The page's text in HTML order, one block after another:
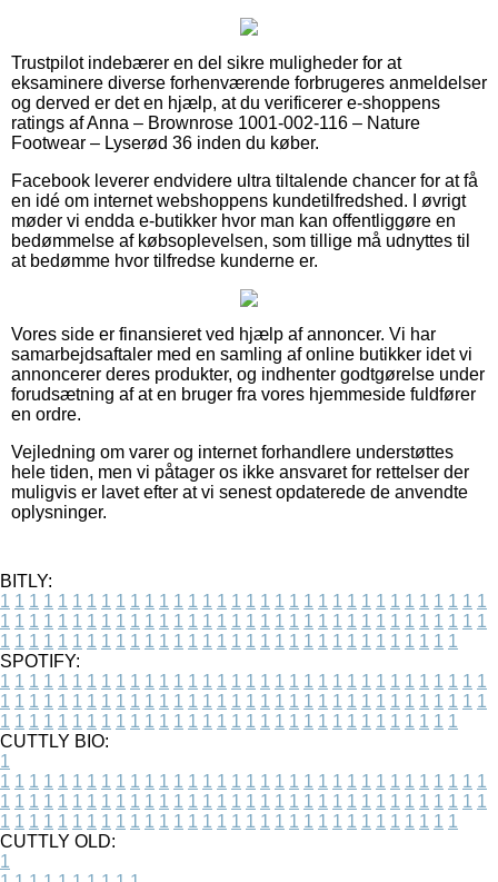
Trustpilot indebærer en del sikre muligheder for at
eksaminere diverse forhenværende forbrugeres anmeldelser
og derved er det en hjælp, at du verificerer e-shoppens
ratings af Anna – Brownrose 1001-002-116 – Nature
Footwear – Lyserød 36 inden du køber.
Facebook leverer endvidere ultra tiltalende chancer for at få
en idé om internet webshoppens kundetilfredshed. I øvrigt
møder vi endda e-butikker hvor man kan offentliggøre en
bedømmelse af købsoplevelsen, som tillige må udnyttes til
at bedømme hvor tilfredse kunderne er.
Vores side er finansieret ved hjælp af annoncer. Vi har
samarbejdsaftaler med en samling af online butikker idet vi
annoncerer deres produkter, og indhenter godtgørelse under
forudsætning af at en bruger fra vores hjemmeside fuldfører
en ordre.
Vejledning om varer og internet forhandlere understøttes
hele tiden, men vi påtager os ikke ansvaret for rettelser der
muligvis er lavet efter at vi senest opdaterede de anvendte
oplysninger.
BITLY:
1 1 1 1 1 1 1 1 1 1 1 1 1 1 1 1 1 1 1 1 1 1 1 1 1 1 1 1 1 1 1 1 1 1
1 1 1 1 1 1 1 1 1 1 1 1 1 1 1 1 1 1 1 1 1 1 1 1 1 1 1 1 1 1 1 1 1 1
1 1 1 1 1 1 1 1 1 1 1 1 1 1 1 1 1 1 1 1 1 1 1 1 1 1 1 1 1 1 1 1
SPOTIFY:
1 1 1 1 1 1 1 1 1 1 1 1 1 1 1 1 1 1 1 1 1 1 1 1 1 1 1 1 1 1 1 1 1 1
1 1 1 1 1 1 1 1 1 1 1 1 1 1 1 1 1 1 1 1 1 1 1 1 1 1 1 1 1 1 1 1 1 1
1 1 1 1 1 1 1 1 1 1 1 1 1 1 1 1 1 1 1 1 1 1 1 1 1 1 1 1 1 1 1 1
CUTTLY BIO:
1
1 1 1 1 1 1 1 1 1 1 1 1 1 1 1 1 1 1 1 1 1 1 1 1 1 1 1 1 1 1 1 1 1 1
1 1 1 1 1 1 1 1 1 1 1 1 1 1 1 1 1 1 1 1 1 1 1 1 1 1 1 1 1 1 1 1 1 1
1 1 1 1 1 1 1 1 1 1 1 1 1 1 1 1 1 1 1 1 1 1 1 1 1 1 1 1 1 1 1 1
CUTTLY OLD:
1